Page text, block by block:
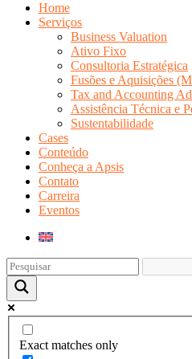
Home
Serviços
Business Valuation
Ativo Fixo
Consultoria Estratégica
Fusões e Aquisições
Tax and Accounting
Assistência Técnica e
Sustentabilidade
Cases
Conteúdo
Conheça a Apsis
Contato
Carreira
Eventos
Exact matches only